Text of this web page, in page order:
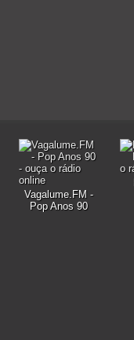
Vagalume.FM -
Pop Anos 90